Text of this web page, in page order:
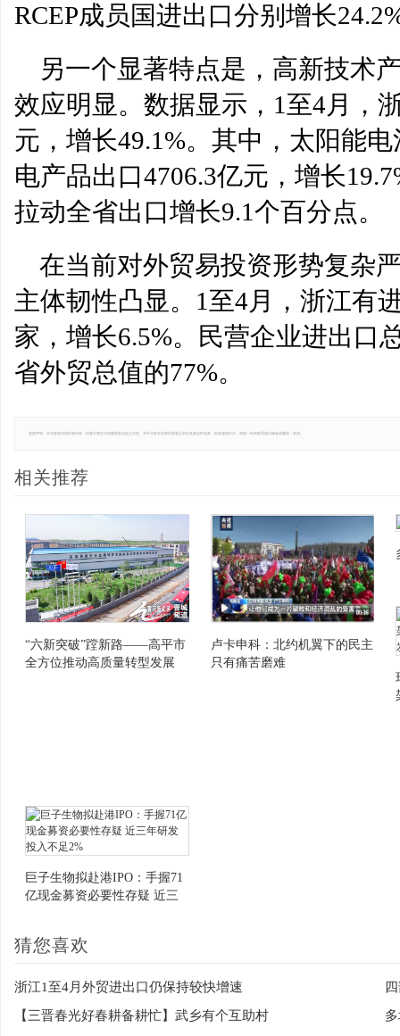
RCEP成员国进出口分别增长
另一个显著特点是，高新技术
效应明显。数据显示，1至4月，
元，增长49.1%。其中，太阳能
电产品出口4706.3亿元，增长
拉动全省出口增长9.1个百分点。
在当前对外贸易投资形势复杂
主体韧性凸显。1至4月，浙江有
家，增长6.5%。民营企业进出口
省外贸总值的77%。
免责声明：本文版权归原作者所有，转载文章仅为传播更多信息之目的，并不代表本站赞同其观点和对其真实性负责。如有侵权行为，请第一时间联系我们修改或删除，多谢。
相关推荐
“六新突破”蹚新路——高平市
全方位推动高质量转型发展
卢卡申科：北约机翼下的民主
只有痛苦磨难
巨子生物拟赴港IPO：手握71
亿现金募资必要性存疑 近三
猜您喜欢
浙江1至4月外贸进出口仍保持较快增速
【三晋春光好春耕备耕忙】武乡有个互助村